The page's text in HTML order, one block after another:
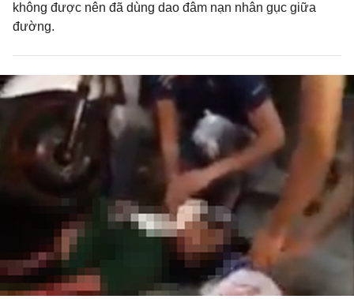
không được nên đã dùng dao đâm nạn nhân gục giữa
đường.